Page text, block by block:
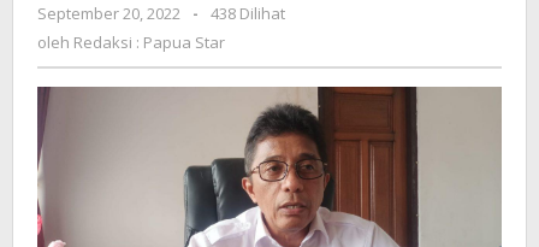
95
Persen
September 20, 2022
oleh
Redaksi
-
438 Dilihat
oleh Redaksi : Papua Star